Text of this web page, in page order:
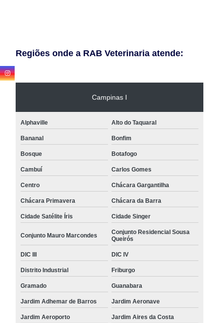
Regiões onde a RAB Veterinaria atende:
Campinas I
Alphaville Alto do Taquaral
Bananal Bonfim
Bosque Botafogo
Cambuí Carlos Gomes
Centro Chácara Gargantilha
Chácara Primavera Chácara da Barra
Cidade Satélite Íris Cidade Singer
Conjunto Mauro Marcondes
Conjunto Residencial Sousa
Queirós
DIC III DIC IV
Distrito Industrial Friburgo
Gramado Guanabara
Jardim Adhemar de Barros Jardim Aeronave
Jardim Aeroporto Jardim Aires da Costa